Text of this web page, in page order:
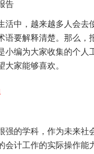
告
活中，越来越多人会去
语要解释清楚。那么，
小编为大家收集的个人
家能够喜欢。
强的学科，作为未来社
会计工作的实际操作能